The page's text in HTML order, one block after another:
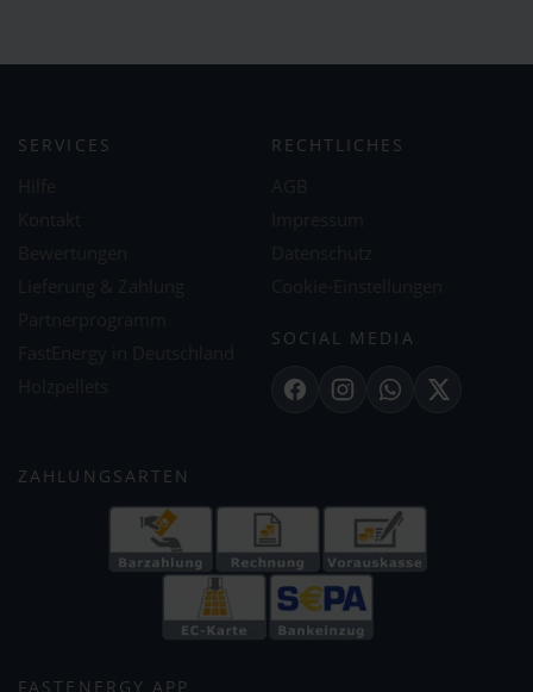
SERVICES RECHTLICHES
SOCIAL MEDIA
FacebookInstagramWhatsApp
X
ZAHLUNGSARTEN
FASTENERGY APP